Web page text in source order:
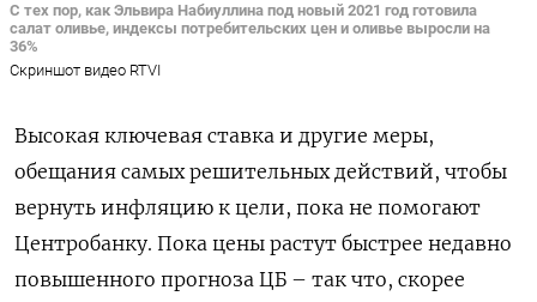
С тех пор, как Эльвира Набиуллина под новый 2021 год готовила
салат оливье, индексы потребительских цен и оливье выросли на
36%
Скриншот видео RTVI
Высокая ключевая ставка и другие меры,
обещания самых решительных действий, чтобы
вернуть инфляцию к цели, пока не помогают
Центробанку. Пока цены растут быстрее недавно
повышенного прогноза ЦБ – так что, скорее